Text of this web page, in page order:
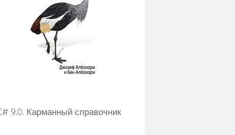
9.0. Карманный справочник